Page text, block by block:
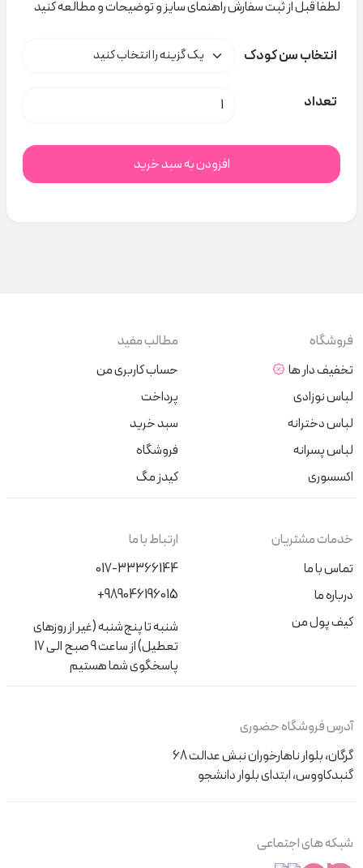
لطفا قبل از ثبت سفارش راهنمای سایز و توضیحات و مطالعه کنید
انتخاب سن کودک
تعداد شلوار جین توکرک کد H000324 عدد
افزودن به سبد خرید
فروشگاه
تخفیف دار ها
لباس نوزادی
لباس دخترانه
لباس پسرانه
اکسسوری
مطالب مفید
حساب کاربری من
پرداخت
سبد خرید
فروشگاه
کیدز مگ
خدمات مشتریان
تماس با ما
درباره ما
کیف پول من
ارتباط با ما
017-33366144
+989046196015
شنبه تا پنج‌شنبه (غیر از روزهای
تعطیل) از ساعت 9 صبح الی 17
پاسخگوی شما هستیم
آدرس فروشگاه حضوری
گرگان، بلوار ناهارخوران نبش عدالت 68
گنبدکاووس، ابتدای بلوار دانشجو
شبکه های اجتماعی